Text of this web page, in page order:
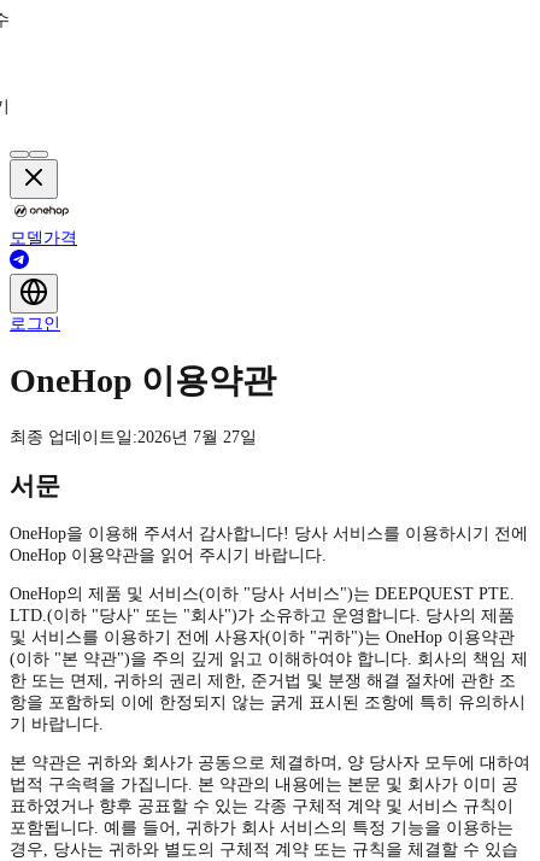
모델 가격
로그인
OneHop 이용약관
최종 업데이트일:2026년 7월 27일
서문
OneHop을 이용해 주셔서 감사합니다! 당사 서비스를 이용하시기 전에
OneHop 이용약관을 읽어 주시기 바랍니다.
OneHop의 제품 및 서비스(이하 "당사 서비스")는 DEEPQUEST PTE.
LTD.(이하 "당사" 또는 "회사")가 소유하고 운영합니다. 당사의 제품
및 서비스를 이용하기 전에 사용자(이하 "귀하")는 OneHop 이용약관
(이하 "본 약관")을 주의 깊게 읽고 이해하여야 합니다. 회사의 책임 제
한 또는 면제, 귀하의 권리 제한, 준거법 및 분쟁 해결 절차에 관한 조
항을 포함하되 이에 한정되지 않는 굵게 표시된 조항에 특히 유의하시
기 바랍니다.
본 약관은 귀하와 회사가 공동으로 체결하며, 양 당사자 모두에 대하여
법적 구속력을 가집니다. 본 약관의 내용에는 본문 및 회사가 이미 공
표하였거나 향후 공표할 수 있는 각종 구체적 계약 및 서비스 규칙이
포함됩니다. 예를 들어, 귀하가 회사 서비스의 특정 기능을 이용하는
경우, 당사는 귀하와 별도의 구체적 계약 또는 규칙을 체결할 수 있습